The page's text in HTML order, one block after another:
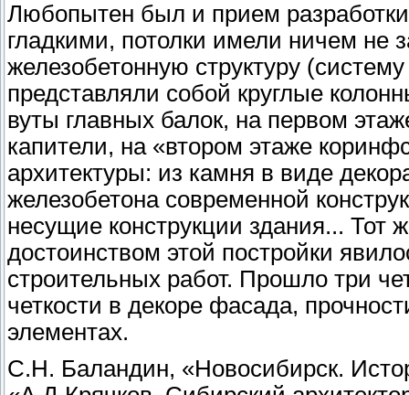
Любопытен был и прием
гладкими, потолки имели ничем не
железобетонную структуру
представляли собой круглые
вуты главных балок, на первом
капители, на «втором этаже
архитектуры: из камня в виде
железобетона современной
несущие конструкции здания...
достоинством этой постройки
строительных работ. Прошло три
четкости в декоре фасада,
элементах.
С.Н. Баландин, «Новосибирск.